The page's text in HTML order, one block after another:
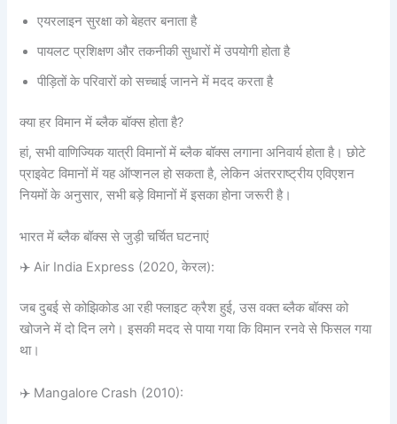
एयरलाइन सुरक्षा को बेहतर बनाता है
पायलट प्रशिक्षण और तकनीकी सुधारों में उपयोगी होता है
पीड़ितों के परिवारों को सच्चाई जानने में मदद करता है
क्या हर विमान में ब्लैक बॉक्स होता है?
हां, सभी वाणिज्यिक यात्री विमानों में ब्लैक बॉक्स लगाना अनिवार्य होता है। छोटे
प्राइवेट विमानों में यह ऑप्शनल हो सकता है, लेकिन अंतरराष्ट्रीय एविएशन
नियमों के अनुसार, सभी बड़े विमानों में इसका होना जरूरी है।
भारत में ब्लैक बॉक्स से जुड़ी चर्चित घटनाएं
✈️ Air India Express (2020, केरल):
जब दुबई से कोझिकोड आ रही फ्लाइट क्रैश हुई, उस वक्त ब्लैक बॉक्स को
खोजने में दो दिन लगे। इसकी मदद से पाया गया कि विमान रनवे से फिसल गया
था।
✈️ Mangalore Crash (2010):